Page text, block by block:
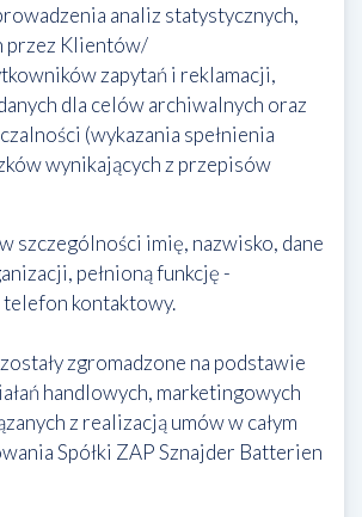
analiz statystycznych,
przez Klientów/
zapytań i reklamacji,
dla celów archiwalnych oraz
(wykazania spełnienia
wynikających z przepisów
szczególności imię, nazwisko, dane
pełnioną funkcję -
telefon kontaktowy.
zgromadzone na podstawie
handlowych, marketingowych
z realizacją umów w całym
Spółki ZAP Sznajder Batterien